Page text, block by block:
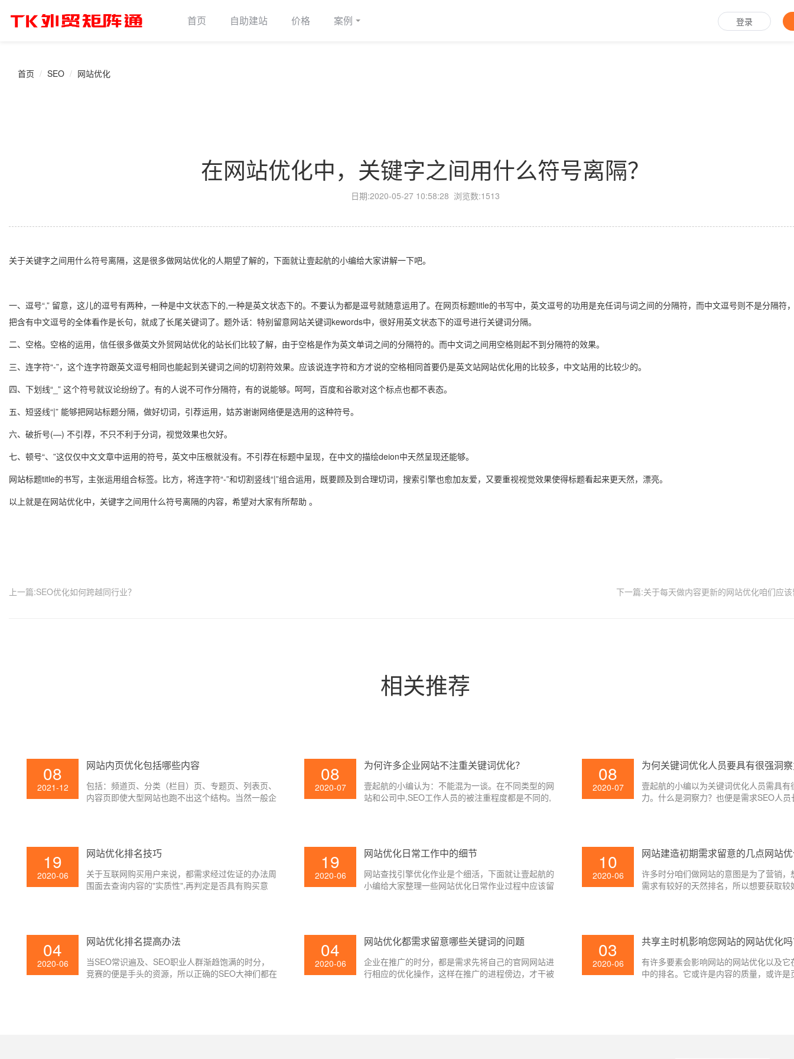
首页 自助建站 价格 案例 登录
首页 SEO 网站优化
在网站优化中，关键字之间用什么符号离隔？
日期:2020-05-27 10:58:28 浏览数:1513
关于关键字之间用什么符号离隔，这是很多做网站优化的人期望了解的，下面就让壹起航的小编给大家讲解一下吧。
一、逗号“,” 留意，这儿的逗号有两种，一种是中文状态下的,一种是英文状态下的。不要认为都是逗号就随意运用了。在网页标题title的书写中，英文逗号的功用是充任词与词之间的分隔符，而中文逗号则不是分隔符
把含有中文逗号的全体看作是长句，就成了长尾关键词了。题外话：特别留意网站关键词kewords中，很好用英文状态下的逗号进行关键词分隔。
二、空格。空格的运用，信任很多做英文外贸网站优化的站长们比较了解，由于空格是作为英文单词之间的分隔符的。而中文词之间用空格则起不到分隔符的效果。
三、连字符“-”，这个连字符跟英文逗号相同也能起到关键词之间的切割符效果。应该说连字符和方才说的空格相同首要仍是英文站网站优化用的比较多，中文站用的比较少的。
四、下划线“_” 这个符号就议论纷纷了。有的人说不可作分隔符，有的说能够。呵呵，百度和谷歌对这个标点也都不表态。
五、短竖线“|” 能够把网站标题分隔，做好切词，引荐运用，姑苏谢谢网络便是选用的这种符号。
六、破折号(—) 不引荐，不只不利于分词，视觉效果也欠好。
七、顿号“、”这仅仅中文文章中运用的符号，英文中压根就没有。不引荐在标题中呈现，在中文的描绘deion中天然呈现还能够。
网站标题title的书写，主张运用组合标签。比方，将连字符“-”和切割竖线“|”组合运用，既要顾及到合理切词，搜索引擎也愈加友爱，又要重视视觉效果使得标题看起来更天然，漂亮。
以上就是在网站优化中，关键字之间用什么符号离隔的内容，希望对大家有所帮助 。
上一篇:SEO优化如何跨越同行业？ 下一篇:关于每天做内容更新的网站优化咱们应
相关推荐
08
2021-12
网站内页优化包括哪些内容
包括：频道页、分类（栏目）页、专题页、列表页、
内容页即使大型网站也跑不出这个结构。当然一般企
（栏目）页、列表页这些页面都归为一类，内容页归
为一类，专题页另当别论。
08
2020-07
为何许多企业网站不注重关键词优化？
壹起航的小编认为：不能混为一谈。在不同类型的网
站和公司中,SEO工作人员的被注重程度都是不同的,
08
2020-07
为何关键词优化人员要具有很强洞
壹起航的小编以为关键词优化人员需具有
力。什么是洞察力？也便是需求SEO人
19
2020-06
网站优化排名技巧
关于互联网购买用户来说，都需求经过佐证的办法周
围面去查询内容的"实质性",再判定是否具有购买意
19
2020-06
网站优化日常工作中的细节
网站查找引擎优化作业是个细活，下面就让壹起航的
小编给大家整理一些网站优化日常作业过程中应该留
10
2020-06
网站建造初期需求留意的几点网站
许多时分咱们做网站的意图是为了营销，
需求有较好的天然排名，所以想要获取较
04
2020-06
网站优化排名提高办法
当SEO常识遍及、SEO职业人群渐趋饱满的时分，
竞赛的便是手头的资源，所以正确的SEO大神们都在
04
2020-06
网站优化都需求留意哪些关键词的问题
企业在推广的时分，都是需求先将自己的官网网站进
行相应的优化操作，这样在推广的进程傍边，才干被
03
2020-06
共享主时机影响您网站的网站优化
有许多要素会影响网站的网站优化以及它
中的排名。它或许是内容的质量，或许是